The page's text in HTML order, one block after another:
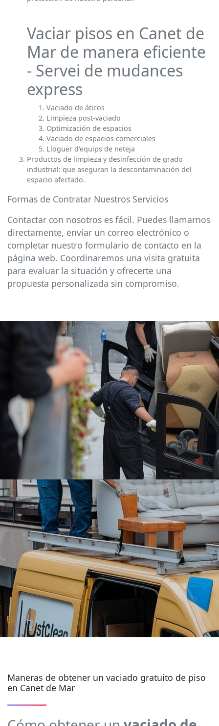
Vaciar pisos en Canet de
Mar de manera eficiente
- Servei de mudances
express
Vaciado de áticos
Limpieza post-vaciado
Optimización de espacios
Vaciado de espacios comerciales
Lloguer d'equips de neteja
Productos de limpieza y desinfección de grado
industrial: que aseguran la descontaminación del
espacio afectado.
Formas de Contratar Nuestros Servicios
Contactar con nosotros es fácil. Puedes llamarnos
directamente, enviar un correo electrónico o
completar nuestro formulario de contacto en la
página web. Coordinaremos una visita gratuita
para evaluar la situación y ofrecerte una
propuesta personalizada sin compromiso.
Maneras de obtener un vaciado gratuito de piso
en Canet de Mar